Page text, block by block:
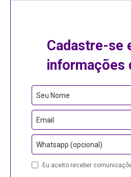
Cadastre-se
informações
Website
URL
Seu Nome
Email
Whatsapp (opcional)
Eu aceito receber